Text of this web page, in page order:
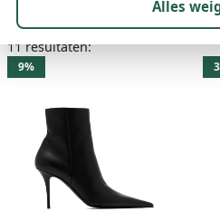
11 resultaten:
9%
Alles